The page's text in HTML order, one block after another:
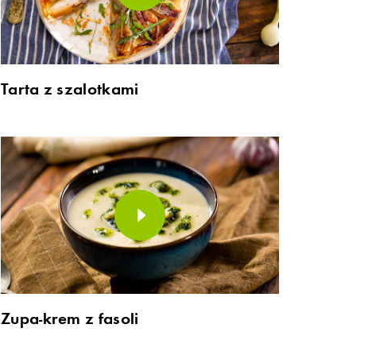
Tarta z szalotkami
Zupa-krem z fasoli